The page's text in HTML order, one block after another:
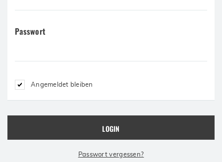
Passwort
Angemeldet bleiben
Passwort vergessen?